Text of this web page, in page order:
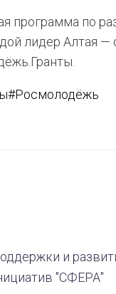
программа по
лидер Алтая —
#Росмолодёжь
и
"СФЕРА"